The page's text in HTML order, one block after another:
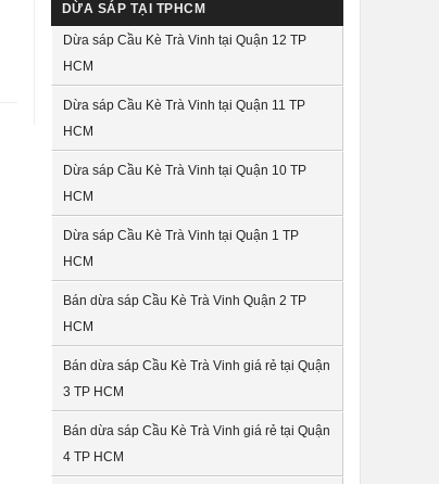
DỪA SÁP TẠI TPHCM
Dừa sáp Cầu Kè Trà Vinh tại Quận 12 TP
HCM
Dừa sáp Cầu Kè Trà Vinh tại Quận 11 TP
HCM
Dừa sáp Cầu Kè Trà Vinh tại Quận 10 TP
HCM
Dừa sáp Cầu Kè Trà Vinh tại Quận 1 TP
HCM
Bán dừa sáp Cầu Kè Trà Vinh Quận 2 TP
HCM
Bán dừa sáp Cầu Kè Trà Vinh giá rẻ tại Quận
3 TP HCM
Bán dừa sáp Cầu Kè Trà Vinh giá rẻ tại Quận
4 TP HCM